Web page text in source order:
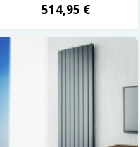
514,95 €